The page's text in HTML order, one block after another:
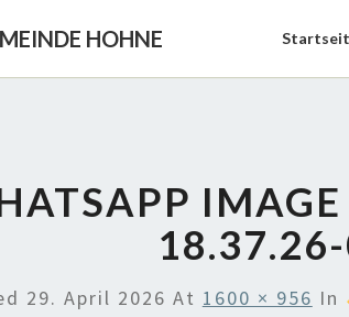
HOHNE
29. April 2026 At 1600 × 956 In